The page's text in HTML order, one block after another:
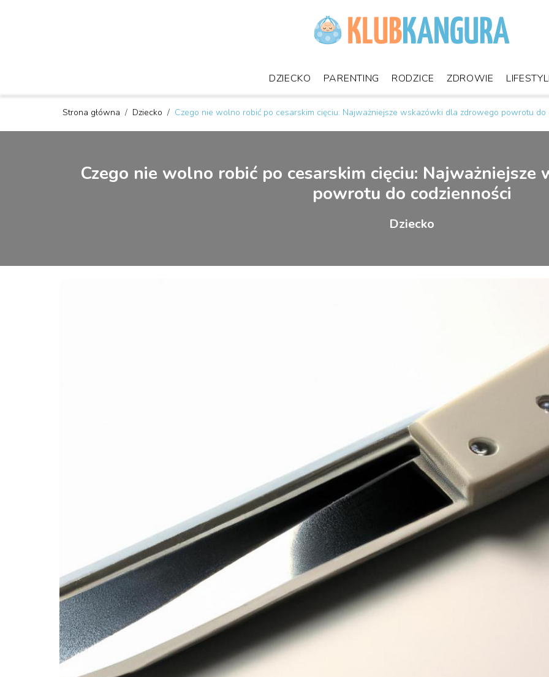
DZIECKO PARENTING RODZICE ZDROWIE
Strona główna / Dziecko / Czego nie wolno robić po cesarskim cięciu: Najważniejsze wskazówki dla zdrowego powrotu do
Czego nie wolno robić po cesarskim cięciu:
powrotu do codzienności
Dziecko